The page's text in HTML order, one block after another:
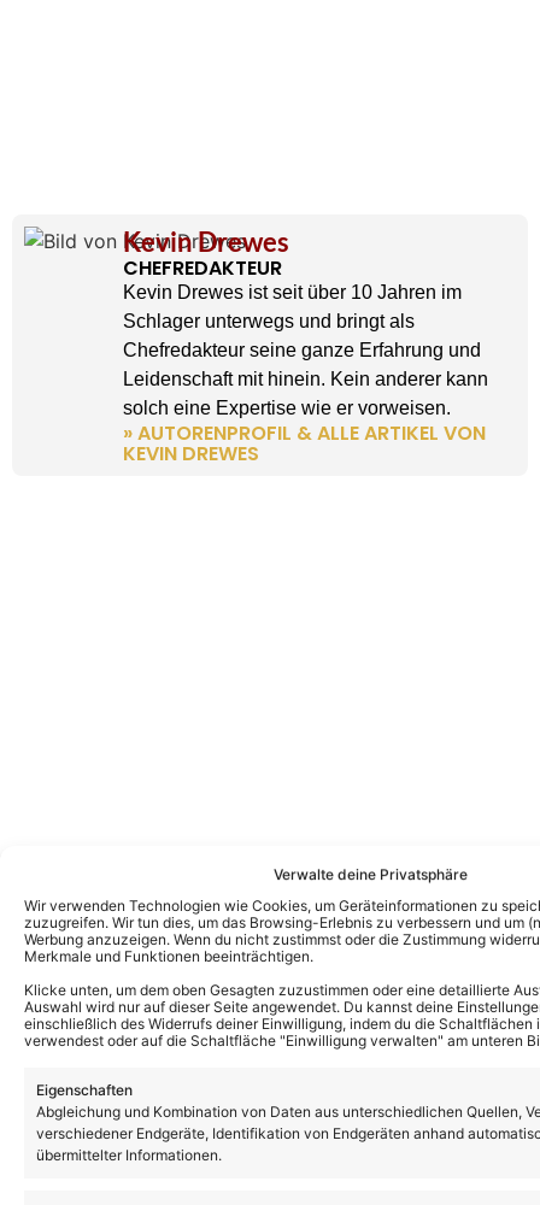
Verwalte deine Privatsphäre
Wir verwenden Technologien wie Cookies, um Geräteinformationen zu
zuzugreifen. Wir tun dies, um das Browsing-Erlebnis zu verbessern und um
Werbung anzuzeigen. Wenn du nicht zustimmst oder die Zustimmung
Merkmale und Funktionen beeinträchtigen.
Klicke unten, um dem oben Gesagten zuzustimmen oder eine detaillierte
Auswahl wird nur auf dieser Seite angewendet. Du kannst deine
einschließlich des Widerrufs deiner Einwilligung, indem du die
verwendest oder auf die Schaltfläche "Einwilligung verwalten" am unteren
Eigenschaften
Abgleichung und Kombination von Daten aus unterschiedlichen Quellen,
verschiedener Endgeräte, Identifikation von Endgeräten anhand
übermittelter Informationen.
Kevin Drewes
CHEFREDAKTEUR
Kevin Drewes ist seit über 10 Jahren im
Schlager unterwegs und bringt als
Chefredakteur seine ganze Erfahrung und
Leidenschaft mit hinein. Kein anderer kann
solch eine Expertise wie er vorweisen.
» AUTORENPROFIL & ALLE ARTIKEL VON
KEVIN DREWES
Weitere News